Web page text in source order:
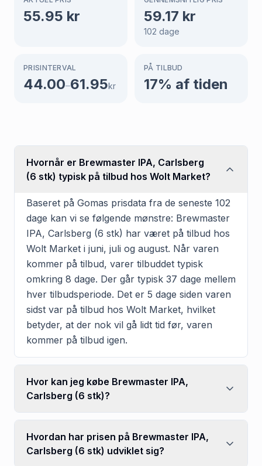
55.95 kr 59.17 kr
102 dage
PRISINTERVAL
44.00–61.95kr
PÅ TILBUD
17% af tiden
Hvornår er Brewmaster IPA, Carlsberg
(6 stk) typisk på tilbud hos Wolt Market?
Baseret på Gomas prisdata fra de seneste 102
dage kan vi se følgende mønstre: Brewmaster
IPA, Carlsberg (6 stk) har været på tilbud hos
Wolt Market i juni, juli og august. Når varen
kommer på tilbud, varer tilbuddet typisk
omkring 8 dage. Der går typisk 37 dage mellem
hver tilbudsperiode. Det er 5 dage siden varen
sidst var på tilbud hos Wolt Market, hvilket
betyder, at der nok vil gå lidt tid før, varen
kommer på tilbud igen.
Hvor kan jeg købe Brewmaster IPA,
Carlsberg (6 stk)?
Hvordan har prisen på Brewmaster IPA,
Carlsberg (6 stk) udviklet sig?